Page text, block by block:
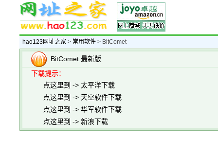
hao123网址之家 > 常用软件 > BitComet
BitComet 最新版
下载提示：
点这里到 -> 太平洋下载
点这里到 -> 天空软件下载
点这里到 -> 华军软件下载
点这里到 -> 新浪下载